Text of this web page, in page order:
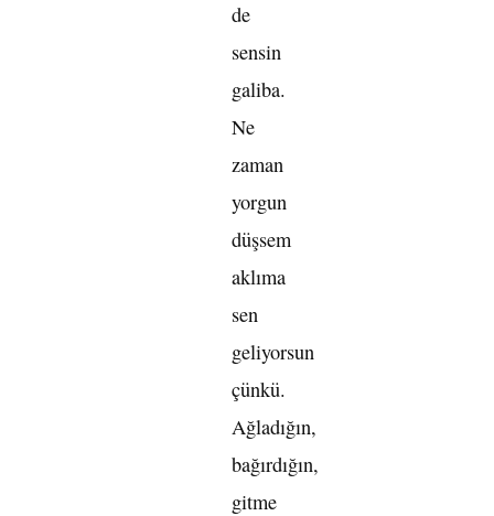
de
sensin
galiba.
Ne
zaman
yorgun
düşsem
aklıma
sen
geliyorsun
çünkü.
Ağladığın,
bağırdığın,
gitme